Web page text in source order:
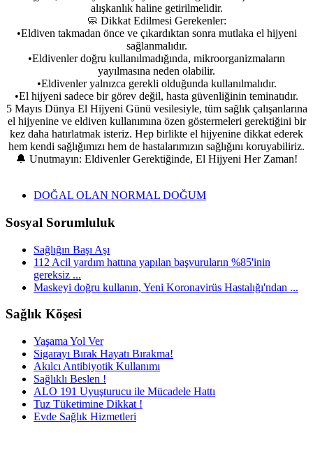
alışkanlık haline getirilmelidir.
🧼 Dikkat Edilmesi Gerekenler:
•Eldiven takmadan önce ve çıkardıktan sonra mutlaka el hijyeni
sağlanmalıdır.
•Eldivenler doğru kullanılmadığında, mikroorganizmaların
yayılmasına neden olabilir.
•Eldivenler yalnızca gerekli olduğunda kullanılmalıdır.
•El hijyeni sadece bir görev değil, hasta güvenliğinin teminatıdır.
5 Mayıs Dünya El Hijyeni Günü vesilesiyle, tüm sağlık çalışanlarına
el hijyenine ve eldiven kullanımına özen göstermeleri gerektiğini bir
kez daha hatırlatmak isteriz. Hep birlikte el hijyenine dikkat ederek
hem kendi sağlığımızı hem de hastalarımızın sağlığını koruyabiliriz.
🔔 Unutmayın: Eldivenler Gerektiğinde, El Hijyeni Her Zaman!
DOĞAL OLAN NORMAL DOĞUM
Sosyal Sorumluluk
Sağlığın Başı Aşı
112 Acil yardım hattına yapılan başvuruların %85'inin
gereksiz ...
Maskeyi doğru kullanın, Yeni Koronavirüs Hastalığı'ndan ...
Sağlık Köşesi
Yaşama Yol Ver
Sigarayı Bırak Hayatı Bırakma!
Akılcı Antibiyotik Kullanımı
Sağlıklı Beslen !
ALO 191 Uyuşturucu ile Mücadele Hattı
Tuz Tüketimine Dikkat !
Evde Sağlık Hizmetleri